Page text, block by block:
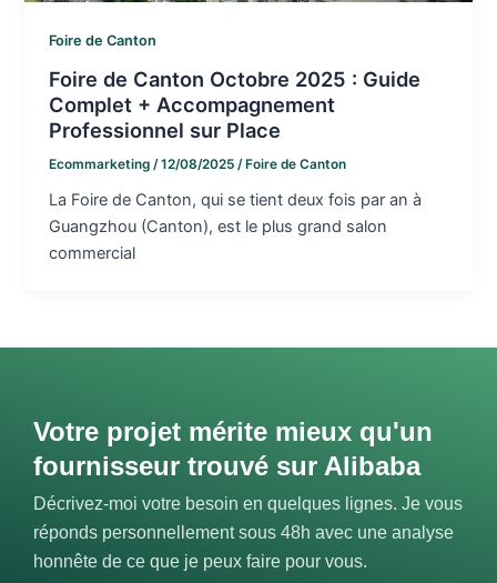
Foire de Canton
Foire de Canton Octobre 2025 : Guide
Complet + Accompagnement
Professionnel sur Place
Ecommarketing /12/08/2025 /Foire de Canton
La Foire de Canton, qui se tient deux fois par an à
Guangzhou (Canton), est le plus grand salon
commercial
Votre projet mérite mieux qu'un
fournisseur trouvé sur Alibaba
Décrivez-moi votre besoin en quelques lignes. Je vous
réponds personnellement sous 48h avec une analyse
honnête de ce que je peux faire pour vous.